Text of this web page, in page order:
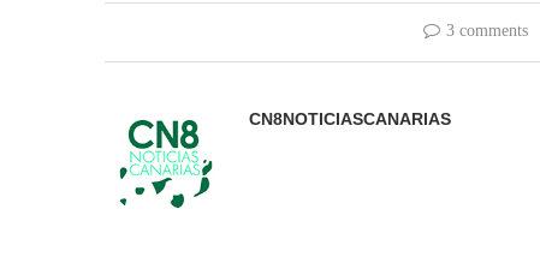
3 comments
CN8NOTICIASCANARIAS